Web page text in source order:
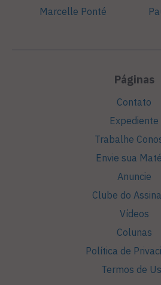
Marcelle Ponté
Páginas
Contato
Expediente
Trabalhe
Envie sua
Anuncie
Clube do
Vídeos
Colunas
Política de
Termos de